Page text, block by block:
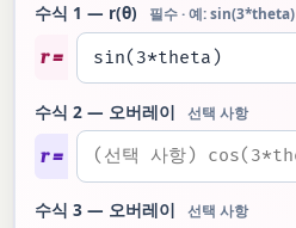
수식 1 — r(θ) 필수 · 예: sin(3*theta)
r =
수식 2 — 오버레이 선택 사항
r =
수식 3 — 오버레이 선택 사항